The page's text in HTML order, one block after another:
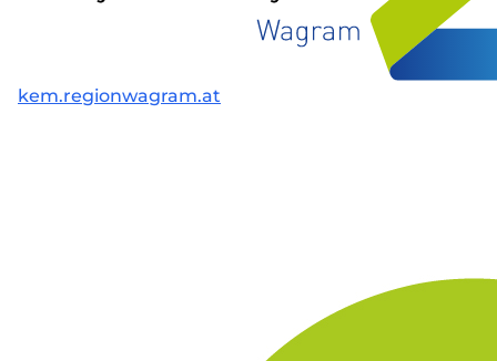
kem.regionwagram.at